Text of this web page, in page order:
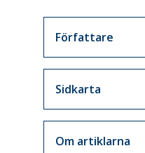
Författare
Sidkarta
Om artiklarna